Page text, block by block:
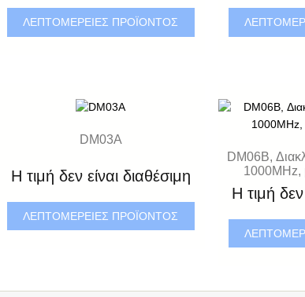
ΛΕΠΤΟΜΈΡΕΙΕΣ ΠΡΟΪΌΝΤΟΣ
DM03A
Η τιμή δεν είναι διαθέσιμη
ΛΕΠΤΟΜΈΡΕΙΕΣ ΠΡΟΪΌΝΤΟΣ
DM06B,
1000MHz,
Η τιμή δεν